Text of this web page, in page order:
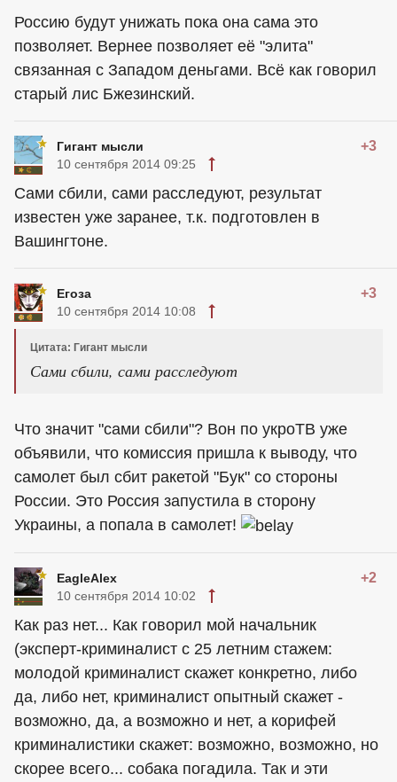
Россию будут унижать пока она сама это
позволяет. Вернее позволяет её "элита"
связанная с Западом деньгами. Всё как говорил
старый лис Бжезинский.
Гигант мысли +3
10 сентября 2014 09:25
Сами сбили, сами расследуют, результат
известен уже заранее, т.к. подготовлен в
Вашингтоне.
Егоза +3
10 сентября 2014 10:08
Цитата: Гигант мысли
Сами сбили, сами расследуют
Что значит "сами сбили"? Вон по укроТВ уже
объявили, что комиссия пришла к выводу, что
самолет был сбит ракетой "Бук" со стороны
России. Это Россия запустила в сторону
Украины, а попала в самолет!
EagleAlex +2
10 сентября 2014 10:02
Как раз нет... Как говорил мой начальник
(эксперт-криминалист с 25 летним стажем:
молодой криминалист скажет конкретно, либо
да, либо нет, криминалист опытный скажет -
возможно, да, а возможно и нет, а корифей
криминалистики скажет: возможно, возможно, но
скорее всего... собака погадила. Так и эти